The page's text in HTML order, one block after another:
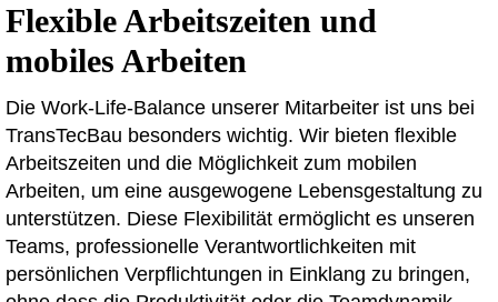
Flexible Arbeitszeiten und
mobiles Arbeiten
Die Work-Life-Balance unserer Mitarbeiter ist uns bei
TransTecBau besonders wichtig. Wir bieten flexible
Arbeitszeiten und die Möglichkeit zum mobilen
Arbeiten, um eine ausgewogene Lebensgestaltung zu
unterstützen. Diese Flexibilität ermöglicht es unseren
Teams, professionelle Verantwortlichkeiten mit
persönlichen Verpflichtungen in Einklang zu bringen,